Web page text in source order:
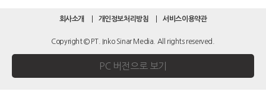
회사소개 개인정보처리방침 서비스이용약관
Copyright © PT. Inko Sinar Media. All rights reserved.
PC 버전으로 보기